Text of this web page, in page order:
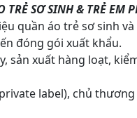
SƠ SINH & TRẺ EM
quần áo trẻ sơ sinh
đóng gói xuất khẩu.
sản xuất hàng loạt,
label), chủ